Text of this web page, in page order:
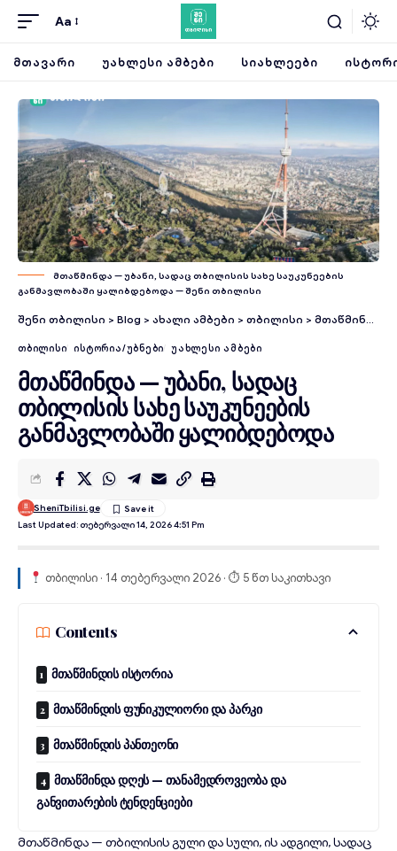
Aa
ᲛᲗᲐᲕᲐᲠᲘ ᲣᲐᲮᲚᲔᲡᲘ ᲐᲛᲑᲔᲑᲘ ᲡᲘᲐᲮᲚᲔᲔᲑᲘ
მთაწმინდა — უბანი, სადაც თბილისის სახე საუკუნეების
განმავლობაში ყალიბდებოდა — შენი თბილისი
შენი თბილისი > Blog > ახალი ამბები > თბილისი > მთაწმინდა — უბანი, სადაც თბილისის სახე საუკუნეების განმავლობაში ყალიბდებოდა
ᲗᲑᲘᲚᲘᲡᲘ ᲘᲡᲢᲝᲠᲘᲐ/ᲣᲑᲜᲔᲑᲘ ᲣᲐᲮᲚᲔᲡᲘ ᲐᲛᲑᲔᲑᲘ
მთაწმინდა — უბანი, სადაც
თბილისის სახე საუკუნეების
განმავლობაში ყალიბდებოდა
Last Updated: Თებერვალი 14, 2026 4:51 Pm
SheniTbilisi.ge
თბილისი · 14 თებერვალი 2026 · ⏱ 5 წთ საკითხავი
Contents
მთაწმინდის ისტორია
მთაწმინდის ფუნიკულიორი და პარკი
მთაწმინდის პანთეონი
მთაწმინდა დღეს — თანამედროვეობა და
განვითარების ტენდენციები
მთაწმინდა— თბილისის გული და სული, ის ადგილი, სადაც